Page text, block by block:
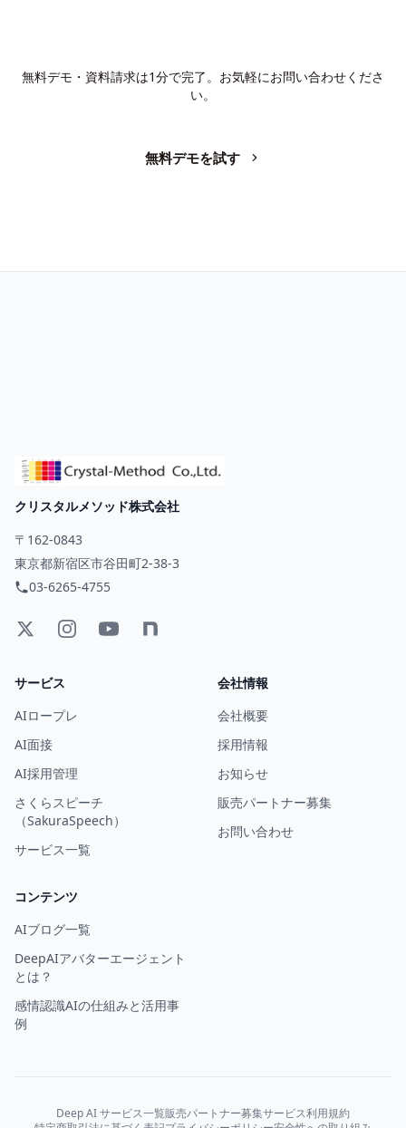
無料デモ・資料請求は1分で完了。お気軽にお問い合わせくださ
い。
無料デモを試す
クリスタルメソッド株式会社
〒162-0843
東京都新宿区市谷田町2-38-3
03-6265-4755
サービス
AIロープレ
AI面接
AI採用管理
さくらスピーチ
（SakuraSpeech）
サービス一覧
会社情報
会社概要
採用情報
お知らせ
販売パートナー募集
お問い合わせ
コンテンツ
AIブログ一覧
DeepAIアバターエージェント
とは？
感情認識AIの仕組みと活用事
例
Deep AI サービス一覧販売パートナー募集サービス利用規約